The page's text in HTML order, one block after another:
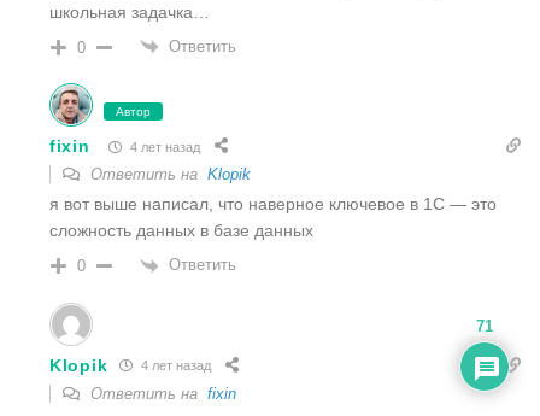
школьная задачка…
0 Ответить
Автор
fixin 4 лет назад
Ответить на Klopik
я вот выше написал, что наверное ключевое в 1С — это
сложность данных в базе данных
0 Ответить
Klopik 4 лет назад
Ответить на fixin
71